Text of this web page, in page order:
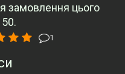
замовлення цього
1